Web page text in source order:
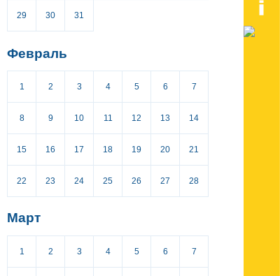
29 30 31
Февраль
1 2 3 4 5 6 7
8 9 10 11 12 13 14
15 16 17 18 19 20 21
22 23 24 25 26 27 28
Март
1 2 3 4 5 6 7